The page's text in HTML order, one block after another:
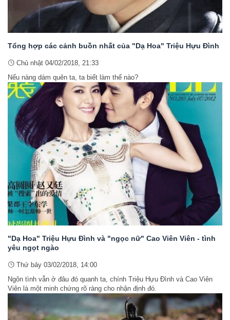
Tổng hợp các cảnh buồn nhất của "Dạ Hoa" Triệu Hựu Đình
Chủ nhật 04/02/2018, 21:33
Nếu nàng dám quên ta, ta biết làm thế nào?
"Dạ Hoa" Triệu Hựu Đình và "ngọc nữ" Cao Viên Viên - tình
yêu ngọt ngào
Thứ bảy 03/02/2018, 14:00
Ngôn tình vẫn ở đâu đó quanh ta, chính Triệu Hựu Đình và Cao Viên
Viên là một minh chứng rõ ràng cho nhận định đó.